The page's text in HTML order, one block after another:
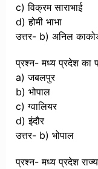
c) विक्रम साराभाई
d) होमी भाभा
उत्तर- b) अनिल
प्रश्न- मध्य प्रदेश का
a) जबलपुर
b) भोपाल
c) ग्वालियर
d) इंदौर
उत्तर- b) भोपाल
प्रश्न- मध्य प्रदेश